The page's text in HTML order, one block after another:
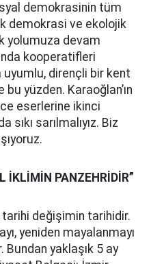
demokrasinin tüm
demokrasi ve ekolojik
yolumuza devam
kooperatifleri
dirençli bir kent
yüzden. Karaoğlan’ın
eserlerine ikinci
sıkı sarılmalıyız. Biz
İKLİMİN PANZEHRİDİR”
tarihi değişimin tarihidir.
yeniden mayalanmayı
yaklaşık 5 ay